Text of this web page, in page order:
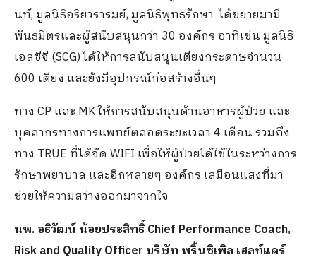
นท์, มูลนิธิอริยวรารมย์, มูลนิธิพุทธรักษา ได้ขยายมามี
พันธมิตรและผู้สนับสนุนกว่า 30 องค์กร อาทิเช่น มูลนิธิ
เอสซีจี (SCG) ได้ให้การสนับสนุนเตียงกระดาษจำนวน
600 เตียง และยังมีอุปกรณ์ก่อสร้างอื่นๆ
ทาง CP และ MK ให้การสนับสนุนด้านอาหารผู้ป่วย และ
บุคลากรทางการแพทย์ตลอดระยะเวลา 4 เดือน รวมถึง
ทาง TRUE ที่ได้จัด WIFI เพื่อให้ผู้ป่วยได้ใช้ในระหว่างการ
รักษาพยาบาล และอีกหลายๆ องค์กร เสมือนแสงที่มา
ช่วยให้ความสว่างออกมาจากใจ
นพ. อธิวัฒน์ น้อยประสิทธิ์Chief Performance Coach,
Risk and Quality Officer บริษัท พริ้นซิเพิล เฮลท์แคร์